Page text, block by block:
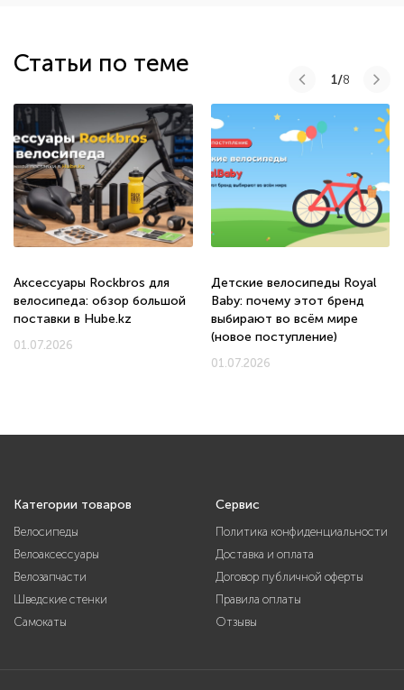
Статьи по теме
Аксессуары Rockbros для
велосипеда: обзор большой
поставки в Hube.kz
01.07.2026
Детские велосипеды Royal
Baby: почему этот бренд
выбирают во всём мире
(новое поступление)
01.07.2026
1/8
Категории товаров
Велосипеды
Велоаксессуары
Велозапчасти
Шведские стенки
Самокаты
Сервис
Политика конфиденциальности
Доставка и оплата
Договор публичной оферты
Правила оплаты
Отзывы